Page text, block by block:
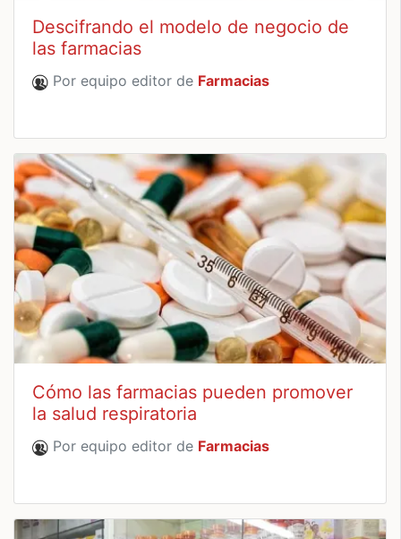
Descifrando el modelo de negocio de
las farmacias
Por equipo editor de Farmacias
Cómo las farmacias pueden promover
la salud respiratoria
Por equipo editor de Farmacias